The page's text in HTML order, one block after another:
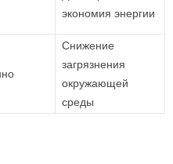
экономия энергии
Снижение
загрязнения
окружающей
среды